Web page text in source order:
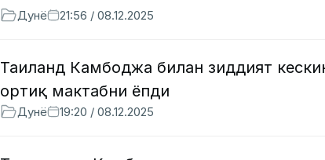
Дунё 21:56 / 08.12.2025
Таиланд Камбоджа билан зиддият
ортиқ мактабни ёпди
Дунё 19:20 / 08.12.2025